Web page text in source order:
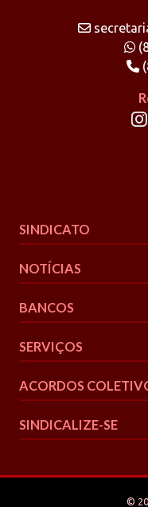
SINDICATO
NOTÍCIAS
BANCOS
SERVIÇOS
ACORDOS
SINDICALIZE-SE
©